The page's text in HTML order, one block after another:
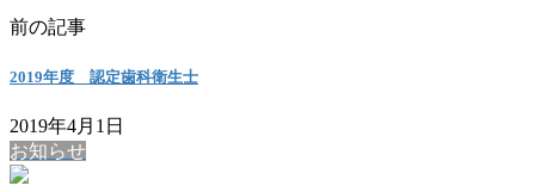
前の記事
2019年度 認定歯科衛生士
2019年4月1日
お知らせ